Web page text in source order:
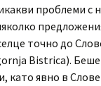
проблеми с
точно до
Bistrica).
като явно в